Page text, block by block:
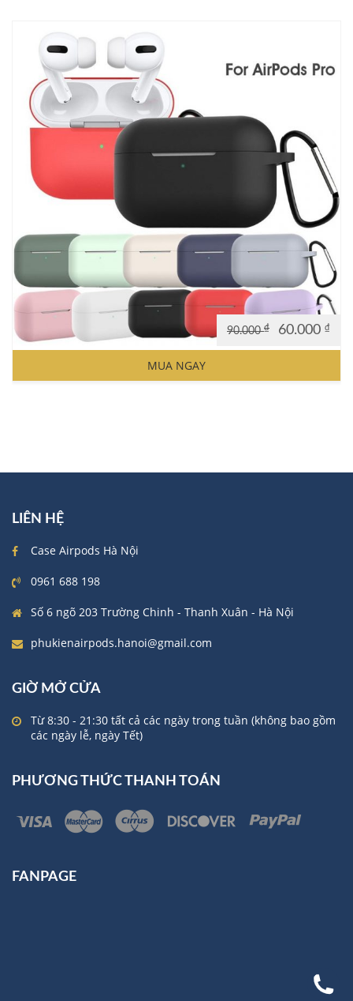
90.000₫
was:
60.000 ₫
is:
MUA NGAY
LIÊN HỆ
Case Airpods Hà Nội
0961 688 198
Số 6 ngõ 203 Trường Chinh - Thanh Xuân - Hà Nội
phukienairpods.hanoi@gmail.com
GIỜ MỞ CỬA
Từ 8:30 - 21:30 tất cả các ngày trong tuần (không bao gồm
các ngày lễ, ngày Tết)
PHƯƠNG THỨC THANH TOÁN
FANPAGE